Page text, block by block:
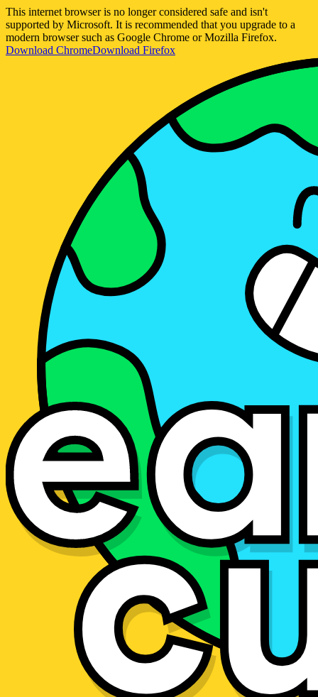
This internet browser is no longer considered safe and isn't
supported by Microsoft. It is recommended that you upgrade to a
modern browser such as Google Chrome or Mozilla Firefox.
Download ChromeDownload Firefox